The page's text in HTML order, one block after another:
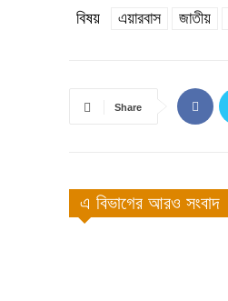
বিষয় এয়ারবাস জাতীয়
Share
এ বিভাগের আরও সংবাদ